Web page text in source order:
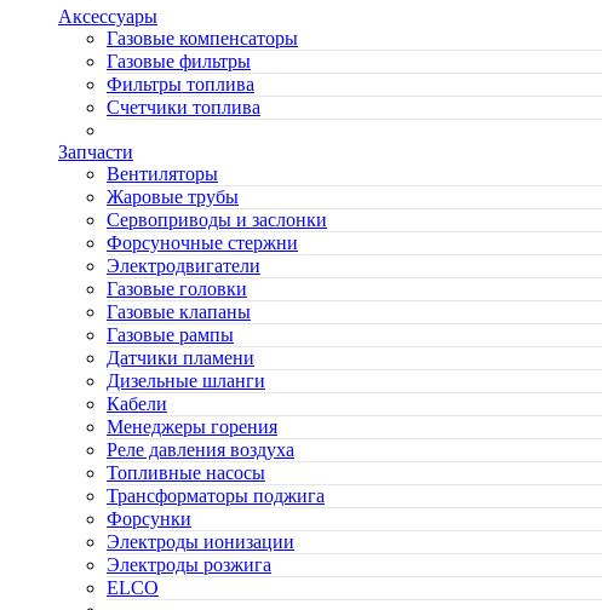
Аксессуары
Газовые компенсаторы
Газовые фильтры
Фильтры топлива
Счетчики топлива
Запчасти
Вентиляторы
Жаровые трубы
Сервоприводы и заслонки
Форсуночные стержни
Электродвигатели
Газовые головки
Газовые клапаны
Газовые рампы
Датчики пламени
Дизельные шланги
Кабели
Менеджеры горения
Реле давления воздуха
Топливные насосы
Трансформаторы поджига
Форсунки
Электроды ионизации
Электроды розжига
ELCO